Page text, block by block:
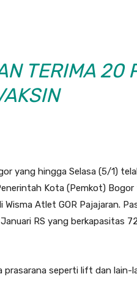
TERIMA 20
yang hingga Selasa (5/1)
Kota (Pemkot)
Atlet GOR Pajajaran.
RS yang berkapasitas
seperti lift dan lain-